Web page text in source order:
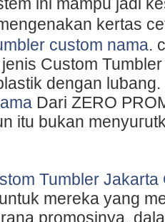
kertas
custom nama.
Custom
dengan
Darі ZERO
itu bukan
Tumbler Jakarta
mereka yang
promosinya.